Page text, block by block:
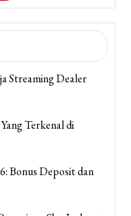
Streaming Dealer
Terkenal di
Bonus Deposit dan